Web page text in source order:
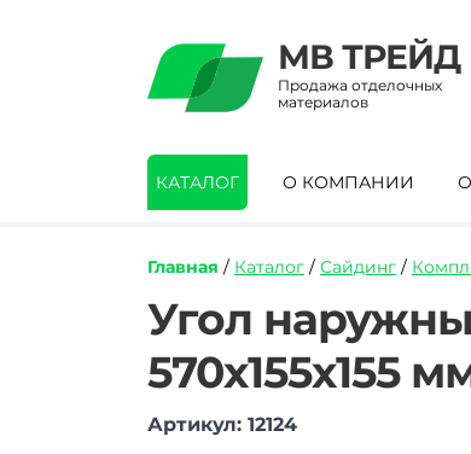
МВ ТРЕЙД
Продажа отделочных
материалов
КАТАЛОГ О КОМПАНИИ
Главная / Каталог / Сайдинг /
https://mvtrade.ru/images/id/
naruzhnyy-
dachnyy-
bavarskiy-
kirpich-
terrakotovyy-
Угол
570х155х155
Артикул: 12124